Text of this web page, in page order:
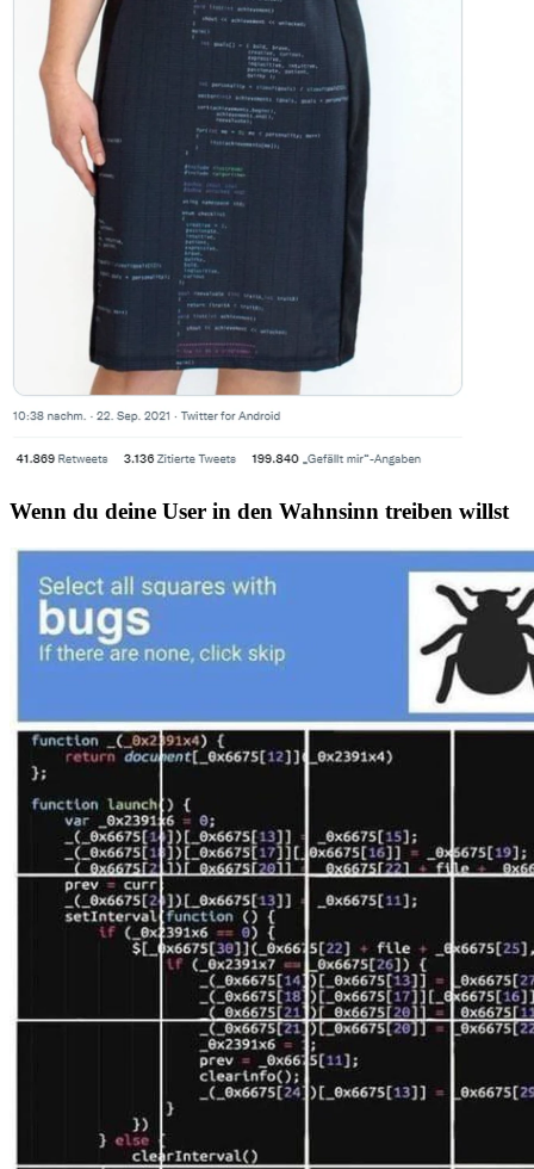
Wenn du deine User in den Wahnsinn treiben willst